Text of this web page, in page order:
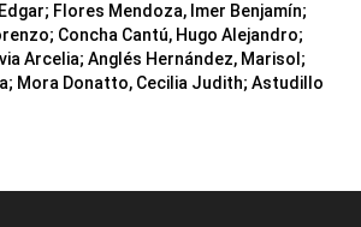
; Flores Mendoza, Imer Benjamín;
; Concha Cantú, Hugo Alejandro;
Arcelia; Anglés Hernández, Marisol ;
; Mora Donatto, Cecilia Judith; Astudillo